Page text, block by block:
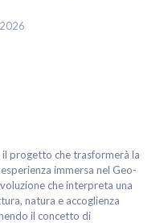
progetto che trasformerà la
immersa nel Geo-
che interpreta una
natura e accoglienza
il concetto di